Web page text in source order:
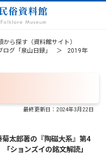
から探す（資料館サイト）
グ「泉山日録」
2019年
最終更新日：2024年3月22日
菊太郎著の『陶磁大系』第4
「ションズイの銘文解読」